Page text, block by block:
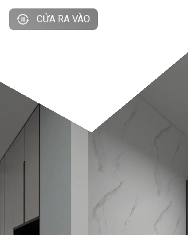
CỬA RA VÀO